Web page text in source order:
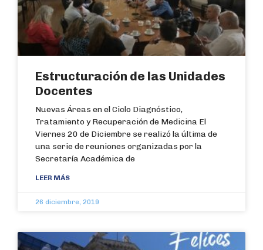
Estructuración de las Unidades
Docentes
Nuevas Áreas en el Ciclo Diagnóstico,
Tratamiento y Recuperación de Medicina El
Viernes 20 de Diciembre se realizó la última de
una serie de reuniones organizadas por la
Secretaría Académica de
LEER MÁS
26 diciembre, 2019